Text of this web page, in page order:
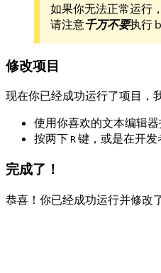
如果你无法正常运行
请注意千万不要执行
修改项目
现在你已经成功运行了项目，
使用你喜欢的文本编辑
按两下 R 键，或是在开发
完成了！
恭喜！你已经成功运行并修改